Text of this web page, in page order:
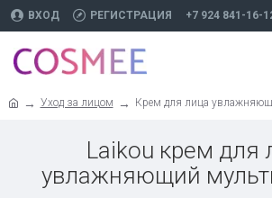
ВХОД РЕГИСТРАЦИЯ +7 924 841-16-
Уход за лицом Крем для лица
Laikou крем для
увлажняющий